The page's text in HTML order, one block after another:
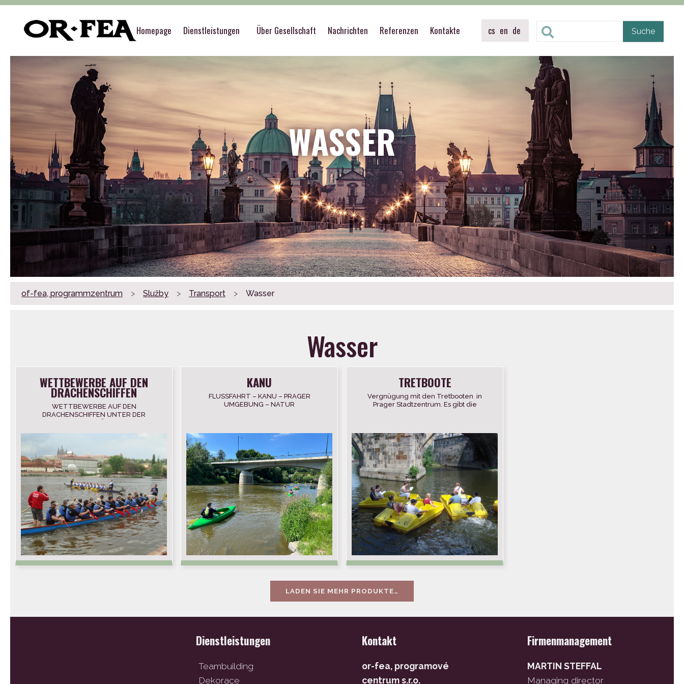
Homepage Dienstleistungen Über Gesellschaft Nachrichten Referenzen Kontakte cs en de
WASSER
of-fea, programmzentrum > Služby > Transport > Wasser
Wasser
WETTBEWERBE AUF DEN
DRACHENSCHIFFEN
WETTBEWERBE AUF DEN
DRACHENSCHIFFEN UNTER DER
KANU
FLUSSFAHRT – KANU – PRAGER
UMGEBUNG – NATUR
TRETBOOTE
Vergnügung mit den Tretbooten in
Prager Stadtzentrum. Es gibt die
LADEN SIE MEHR PRODUKTE…
Dienstleistungen
Teambuilding
Dekorace
Kontakt
or-fea, programové
centrum s.r.o.
Firmenmanagement
MARTIN STEFFAL
Managing director